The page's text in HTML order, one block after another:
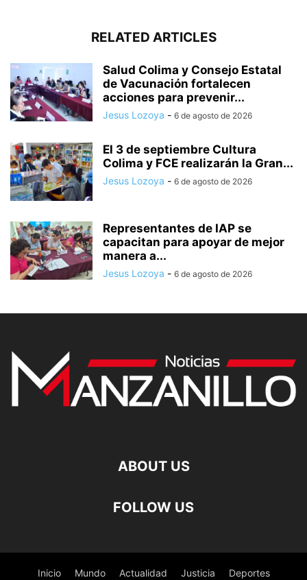
RELATED ARTICLES
Salud Colima y Consejo Estatal
de Vacunación fortalecen
acciones para prevenir...
Jesus Lozoya - 6 de agosto de 2026
El 3 de septiembre Cultura
Colima y FCE realizarán la Gran...
Jesus Lozoya - 6 de agosto de 2026
Representantes de IAP se
capacitan para apoyar de mejor
manera a...
Jesus Lozoya - 6 de agosto de 2026
ABOUT US
FOLLOW US
Inicio Mundo Actualidad Justicia Deportes